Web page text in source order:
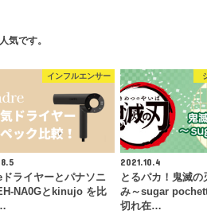
気です。
インフルエンサー
ライヤーとパナソニ
NA0Gとkinujo を比
2021.10.4
とるパカ！鬼滅の
み～sugar
切れ在…